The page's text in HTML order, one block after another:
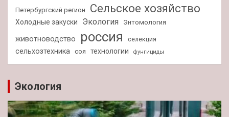
Петербургский регион
Сельское хозяйство
Холодные закуски Экология Энтомология
животноводство россия селекция
сельхозтехника соя технологии фунгициды
Экология